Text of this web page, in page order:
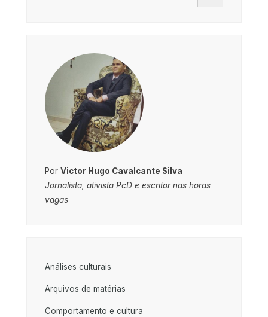
Por Victor Hugo Cavalcante Silva
Jornalista, ativista PcD e escritor nas horas
vagas
Análises culturais
Arquivos de matérias
Comportamento e cultura